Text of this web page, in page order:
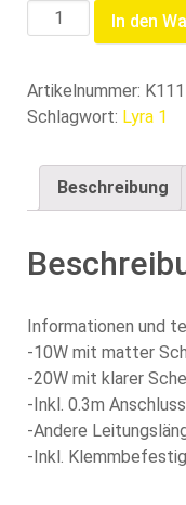
LYRA
I
Menge
In den
Artikelnummer:
Schlagwort: Lyra 1
Beschreibung
Informationen und
-10W mit matter
-20W mit klarer
-Inkl. 0.3m
-Andere
-Inkl.